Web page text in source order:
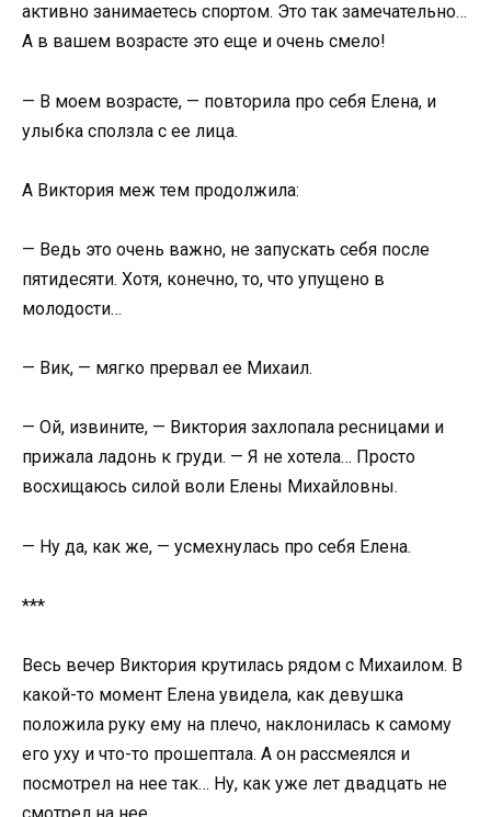
активно занимаетесь спортом. Это так замечательно…
А в вашем возрасте это еще и очень смело!
— В моем возрасте, — повторила про себя Елена, и
улыбка сползла с ее лица.
А Виктория меж тем продолжила:
— Ведь это очень важно, не запускать себя после
пятидесяти. Хотя, конечно, то, что упущено в
молодости…
— Вик, — мягко прервал ее Михаил.
— Ой, извините, — Виктория захлопала ресницами и
прижала ладонь к груди. — Я не хотела… Просто
восхищаюсь силой воли Елены Михайловны.
— Ну да, как же, — усмехнулась про себя Елена.
***
Весь вечер Виктория крутилась рядом с Михаилом. В
какой-то момент Елена увидела, как девушка
положила руку ему на плечо, наклонилась к самому
его уху и что-то прошептала. А он рассмеялся и
посмотрел на нее так… Ну, как уже лет двадцать не